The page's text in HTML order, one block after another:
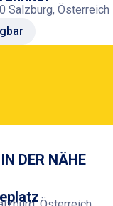
Salzburg, Österreich
DER NÄHE